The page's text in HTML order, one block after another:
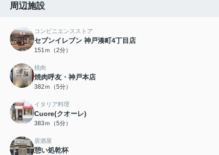
周辺施設
コンビニエンスストア
セブンイレブン 神戸湊町4丁目店
151ｍ（2分）
焼肉
焼肉呼友・神戸本店
382ｍ（5分）
イタリア料理
Cuore(クオーレ)
383ｍ（5分）
居酒屋
憩い処乾杯